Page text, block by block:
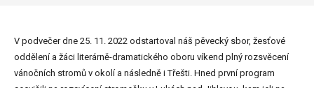
V podvečer dne 25. 11. 2022 odstartoval náš pěvecký sbor, žesťové
oddělení a žáci literárně-dramatického oboru víkend plný rozsvěcení
vánočních stromů v okolí a následně i Třešti. Hned první program